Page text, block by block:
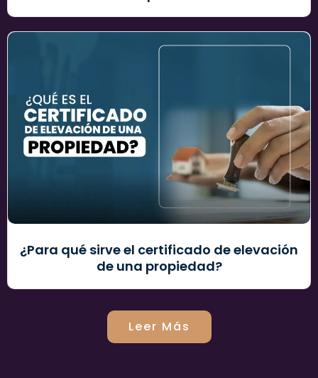
¿Para qué sirve el certificado de elevación
de una propiedad?
Leer Más